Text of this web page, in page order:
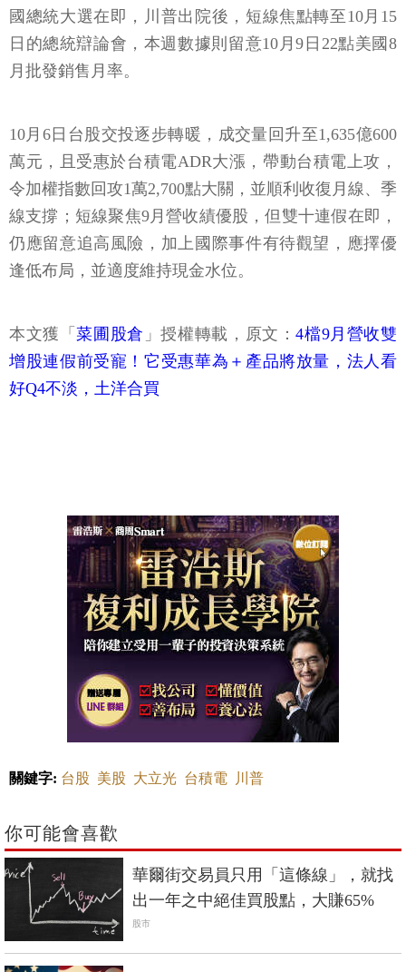
國總統大選在即，川普出院後，短線焦點轉至10月15
日的總統辯論會，本週數據則留意10月9日22點美國8
月批發銷售月率。
10月6日台股交投逐步轉暖，成交量回升至1,635億600
萬元，且受惠於台積電ADR大漲，帶動台積電上攻，
令加權指數回攻1萬2,700點大關，並順利收復月線、季
線支撐；短線聚焦9月營收績優股，但雙十連假在即，
仍應留意追高風險，加上國際事件有待觀望，應擇優
逢低布局，並適度維持現金水位。
本文獲「菜圃股倉 」授權轉載，原文：4檔9月營收雙
增股連假前受寵！它受惠華為＋產品將放量，法人看
好Q4不淡，土洋合買
關鍵字: 台股 美股 大立光 台積電 川普
你可能會喜歡
華爾街交易員只用「這條線」，就找
出一年之中絕佳買股點，大賺65%
股市